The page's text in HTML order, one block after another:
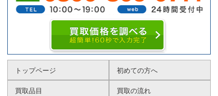
トップページ 初めての方へ
買取品目 買取の流れ